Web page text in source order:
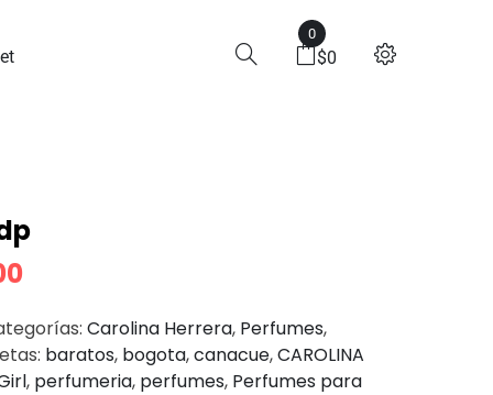
0
$0
Carolina Herrera, Perfumes,
baratos, bogota,canacue,CAROLINA
, perfumeria, perfumes, Perfumes para